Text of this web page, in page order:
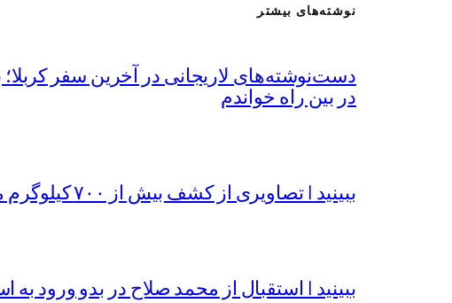
نوشته‌های بیشتر
دست‌نوشته‌های لاریجانی در آخرین سفر
در بین راه خواندم
ببینید | تصاویری از کشف بیش از ۷۰۰ کیلوگرم مواد مخدر در خراسان رضوی
ببینید | استقبال از محمد صلاح در بدو ورود به